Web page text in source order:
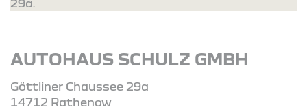
29a.
AUTOHAUS SCHULZ GMBH
Göttliner Chaussee 29a
14712 Rathenow